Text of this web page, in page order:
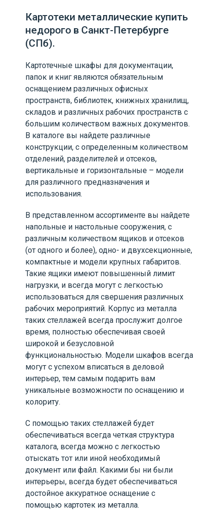
Картотеки металлические купить
недорого в Санкт-Петербурге
(СПб).
Картотечные шкафы для документации,
папок и книг являются обязательным
оснащением различных офисных
пространств, библиотек, книжных хранилищ,
складов и различных рабочих пространств с
большим количеством важных документов.
В каталоге вы найдете различные
конструкции, с определенным количеством
отделений, разделителей и отсеков,
вертикальные и горизонтальные – модели
для различного предназначения и
использования.
В представленном ассортименте вы найдете
напольные и настольные сооружения, с
различным количеством ящиков и отсеков
(от одного и более), одно- и двухсекционные,
компактные и модели крупных габаритов.
Такие ящики имеют повышенный лимит
нагрузки, и всегда могут с легкостью
использоваться для свершения различных
рабочих мероприятий. Корпус из металла
таких стеллажей всегда прослужит долгое
время, полностью обеспечивая своей
широкой и безусловной
функциональностью. Модели шкафов всегда
могут с успехом вписаться в деловой
интерьер, тем самым подарить вам
уникальные возможности по оснащению и
колориту.
С помощью таких стеллажей будет
обеспечиваться всегда четкая структура
каталога, всегда можно с легкостью
отыскать тот или иной необходимый
документ или файл. Какими бы ни были
интерьеры, всегда будет обеспечиваться
достойное аккуратное оснащение с
помощью картотек из металла.